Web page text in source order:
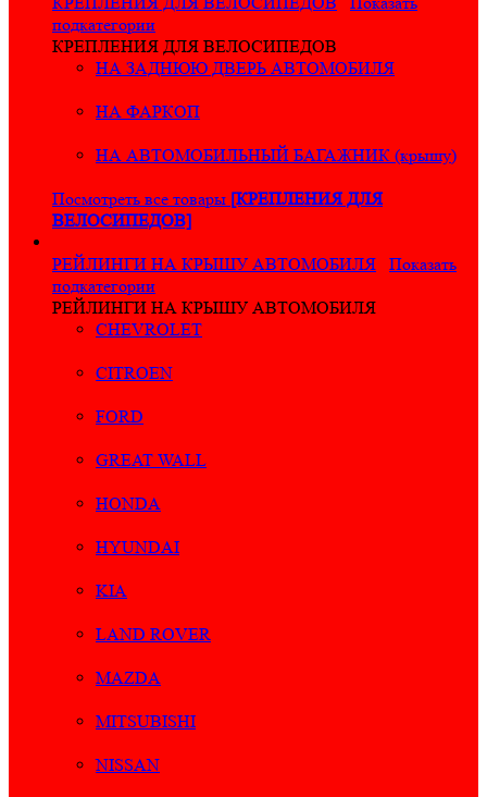
подкатегории
КРЕПЛЕНИЯ ДЛЯ ВЕЛОСИПЕДОВ
НА ЗАДНЮЮ ДВЕРЬ АВТОМОБИЛЯ
НА ФАРКОП
НА АВТОМОБИЛЬНЫЙ БАГАЖНИК (крышу)
Посмотреть все товары [КРЕПЛЕНИЯ ДЛЯ
ВЕЛОСИПЕДОВ]
РЕЙЛИНГИ НА КРЫШУ АВТОМОБИЛЯ
Показать
подкатегории
РЕЙЛИНГИ НА КРЫШУ АВТОМОБИЛЯ
CHEVROLET
CITROEN
FORD
GREAT WALL
HONDA
HYUNDAI
KIA
LAND ROVER
MAZDA
MITSUBISHI
NISSAN